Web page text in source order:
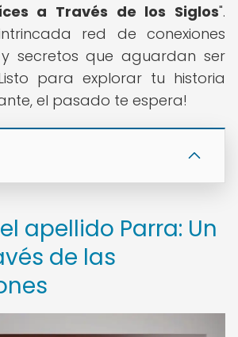
a Través de los Siglos".
red de conexiones
secretos que aguardan ser
para explorar tu historia
el pasado te espera!
apellido Parra: Un
de las